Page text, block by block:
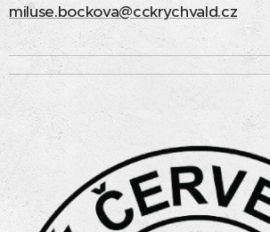
miluse.bockova@cckrychvald.cz